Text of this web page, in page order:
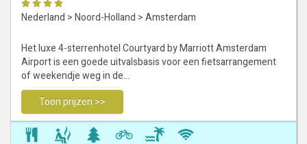
Nederland >Noord-Holland >Amsterdam
Het luxe 4-sterrenhotel Courtyard by Marriott Amsterdam
Airport is een goede uitvalsbasis voor een fietsarrangement
of weekendje weg in de…
Toon prijzen >>